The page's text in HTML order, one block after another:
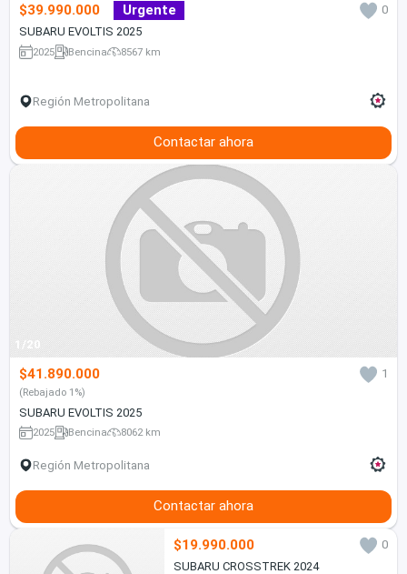
$39.990.000 Urgente
0
SUBARU EVOLTIS 2025
2025 Bencina 8567 km
Región Metropolitana
Contactar ahora
1/20
$41.890.000 1
(Rebajado 1%)
SUBARU EVOLTIS 2025
2025 Bencina 8062 km
Región Metropolitana
Contactar ahora
$19.990.000
0
SUBARU CROSSTREK 2024